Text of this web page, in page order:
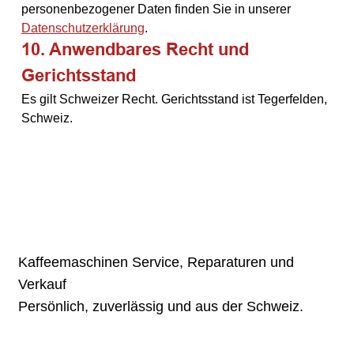
personenbezogener Daten finden Sie in unserer
Datenschutzerklärung.
10. Anwendbares Recht und
Gerichtsstand
Es gilt Schweizer Recht. Gerichtsstand ist Tegerfelden,
Schweiz.
Kaffeemaschinen Service, Reparaturen und
Verkauf
Persönlich, zuverlässig und aus der Schweiz.